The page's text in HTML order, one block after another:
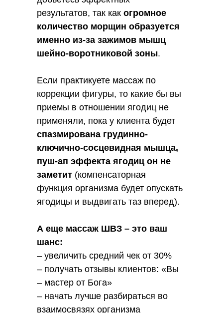
результатов, так как огромное
количество морщин образуется
именно из-за зажимов мышц
шейно-воротниковой зоны.
Если практикуете массаж по
коррекции фигуры, то какие бы вы
приемы в отношении ягодиц не
применяли, пока у клиента будет
спазмирована грудинно-
ключично-сосцевидная мышца,
пуш-ап эффекта ягодиц он не
заметит (компенсаторная
функция организма будет опускать
ягодицы и выдвигать таз вперед).
А еще массаж ШВЗ – это ваш
шанс:
– увеличить средний чек от 30%
– получать отзывы клиентов: «Вы
– мастер от Бога»
– начать лучше разбираться во
взаимосвязях организма